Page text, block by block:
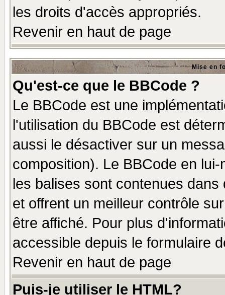
les droits d'accès appropriés.
Revenir en haut de page
Mise en
Qu'est-ce que le BBCode ?
Le BBCode est une
l'utilisation du BBCode est
aussi le désactiver sur un
composition). Le BBCode en
les balises sont contenues
et offrent un meilleur contrôle
être affiché. Pour plus
accessible depuis le formulaire
Revenir en haut de page
Puis-je utiliser le HTML?